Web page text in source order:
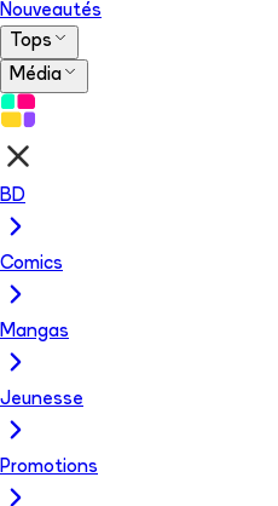
Nouveautés
Tops
Média
BD
Comics
Mangas
Jeunesse
Promotions